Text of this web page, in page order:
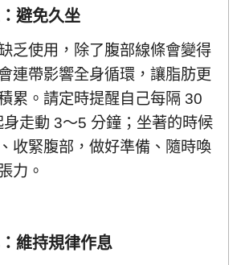
避免久坐
乏使用，除了腹部線條會變得
連帶影響全身循環，讓脂肪更
累。請定時提醒自己每隔 30
走動 3～5 分鐘；坐著的時候
收緊腹部，做好準備、隨時喚
力。
維持規律作息